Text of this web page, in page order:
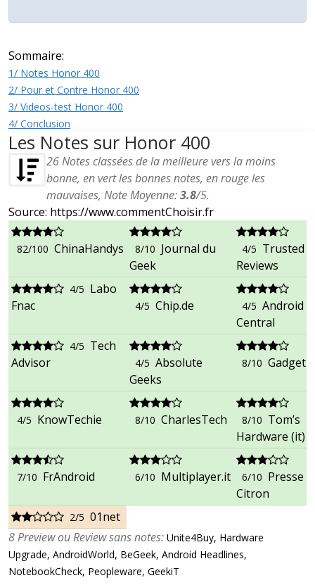
Sommaire:
1/ Notes Honor 400
2/ Pour et Contre Honor 400
3/ Videos-test Honor 400
4/ Conclusion
Les Notes sur Honor 400
26Notes classées de la meilleure vers la moins
bonne, en vert les bonnes notes, en rouge les
mauvaises, Note Moyenne:3.8/5.
Source: https://www.commentChoisir.fr
82/100 ChinaHandys 8/10 Journal du
Geek
4/5 Trusted
Reviews
4/5 Labo
Fnac
4/5 Chip.de 4/5 Android
Central
4/5 Tech
Advisor
4/5 Absolute
Geeks
8/10
4/5 KnowTechie 8/10 CharlesTech 8/10 Tom’s
Hardware (it)
7/10 FrAndroid 6/10 Multiplayer.it 6/10 Presse
Citron
2/5 01net
8 Preview ou Review sans notes: Unite4Buy, Hardware
Upgrade, AndroidWorld, BeGeek, Android Headlines,
NotebookCheck, Peopleware, GeekiT